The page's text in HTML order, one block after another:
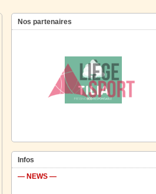
Nos partenaires
Infos
— NEWS —